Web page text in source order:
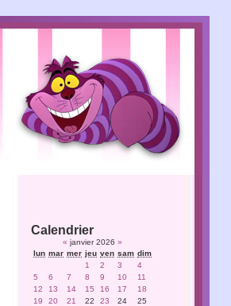
Calendrier
« janvier 2026 »
lun mar mer jeu ven sam dim
1
2 3
4
5
6 7 8 9 10
11
12
13 14 15 16 17
18
19
20 21 22 23 24
25